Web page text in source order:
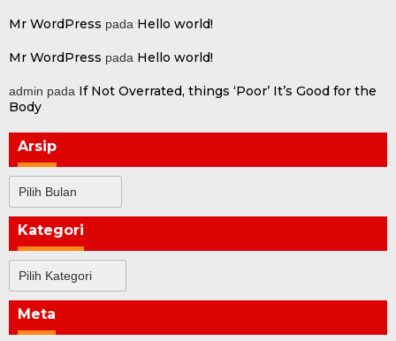
Mr WordPress pada Hello world!
Mr WordPress pada Hello world!
admin pada If Not Overrated, things ‘Poor’ It’s Good for the
Body
Arsip
Kategori
Meta